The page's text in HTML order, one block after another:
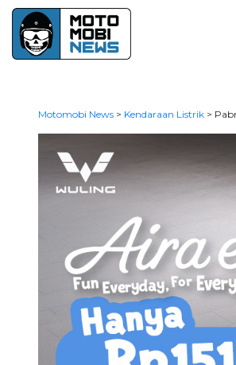
Motomobi News> Kendaraan Listrik>